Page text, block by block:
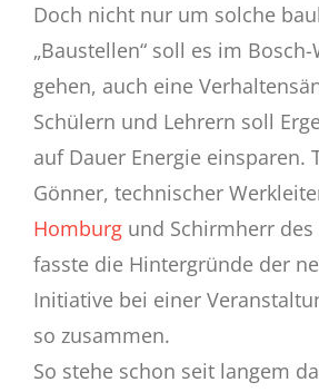
Doch nicht nur um solche
„Baustellen“ soll es im
gehen, auch eine
Schülern und Lehrern soll
auf Dauer Energie einsparen.
Gönner, technischer
Homburg und Schirmherr
fasste die Hintergründe der
Initiative bei einer
so zusammen.
So stehe schon seit langem